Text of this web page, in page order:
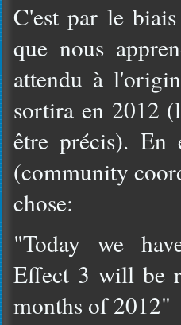
C'est par le
que nous
attendu à
sortira en 2012
être précis). En
(community
chose:
"Today we
Effect 3 will be
months of 2012"